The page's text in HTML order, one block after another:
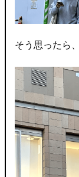
そう思ったら